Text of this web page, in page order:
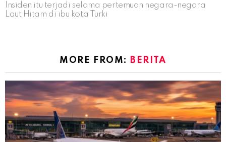
Insiden itu terjadi selama pertemuan negara-negara
Laut Hitam di ibu kota Turki
MORE FROM: BERITA